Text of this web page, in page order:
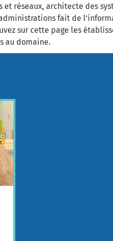
réseaux, architecte des
fait de
sur cette page les
au domaine.